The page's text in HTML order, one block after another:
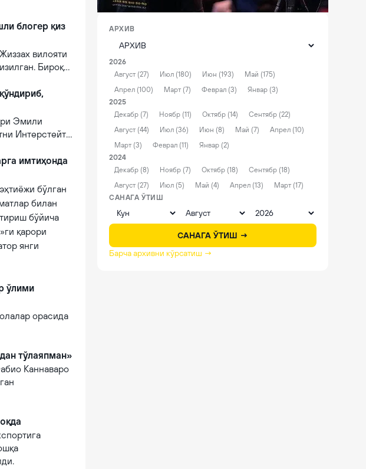
блогер қиз
вилояти
Бироқ
Эмили
Интерстейт
йирик
имтиҳонда
бўлган
билан
бўйича
қарори
янги
ўлими
орасида
тўлаяпман»
Каннаваро
АРХИВ
2026
Август (27)
Июл (180) Июн (193)
Май (175)
Апрел (100)
Март (7) Феврал (3)
Январ (3)
2025
Декабр (7)
Ноябр (11) Октябр (14)
Сентябр (22)
Август (44)
Июл (36) Июн (8) Май (7)
Апрел (10)
Март (3)
Феврал (11)
Январ (2)
2024
Декабр (8)
Ноябр (7) Октябр (18)
Сентябр (18)
Август (27)
Июл (5) Май (4) Апрел (13)
Март (17)
САНАГА ЎТИШ
САНАГА ЎТИШ →
Барча архивни кўрсатиш →